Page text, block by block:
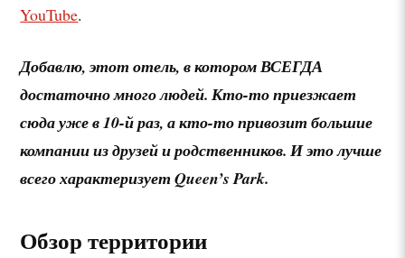
YouTube.
Добавлю, этот отель, в котором ВСЕГДА
достаточно много людей. Кто-то приезжает
сюда уже в 10-й раз, а кто-то привозит большие
компании из друзей и родственников. И это лучше
всего характеризует Queen’s Park.
Обзор территории